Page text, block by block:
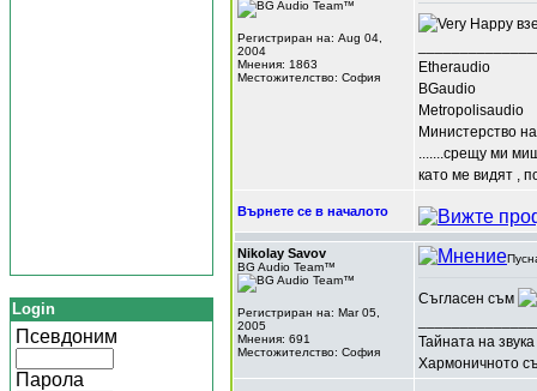
Login
Псевдоним
Парола
Регистриран на: Aug 04,
2004
Мнения: 1863
Местожителство: София
Etheraudio
BGaudio
Metropolisaudio
Министерство
.......срещу ми
като ме видят ,
Върнете се в началото
Nikolay Savov
BG Audio Team™
Регистриран на: Mar 05,
2005
Мнения: 691
Местожителство: София
Съгласен съм
Тайната на
Хармоничното